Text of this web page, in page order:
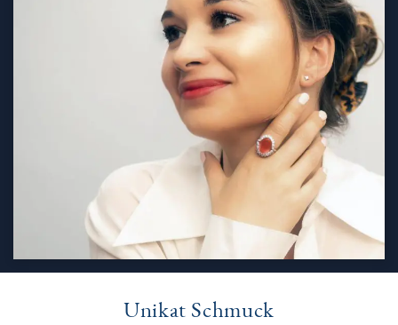
Unikat Schmuck